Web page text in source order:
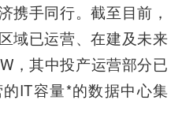
携手同行。截至目前，
域已运营、在建及未来
，其中投产运营部分已
IT容量*的数据中心集